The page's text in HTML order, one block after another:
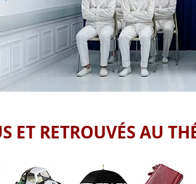
ET RETROUVÉS AU